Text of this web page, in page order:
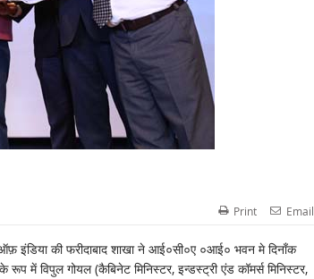
Print Email
की फरीदाबाद शाखा ने आई०सी०ए ०आई० भवन मे दिनाँक
में विपुल गोयल (कैबिनेट मिनिस्टर, इन्डस्ट्री एंड कॉमर्स मिनिस्टर,